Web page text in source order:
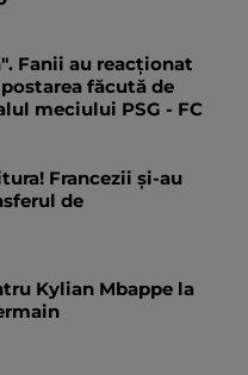
Fanii au reacționat
făcută de
meciului PSG - FC
Francezii și-au
de
Kylian Mbappe la